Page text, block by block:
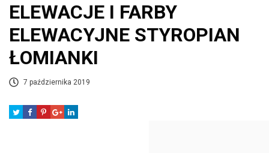
ELEWACJE I FARBY
ELEWACYJNE STYROPIAN
ŁOMIANKI
7 października 2019